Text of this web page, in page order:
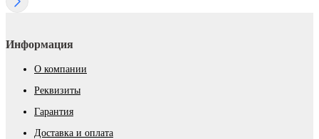
Информация
О компании
Реквизиты
Гарантия
Доставка и оплата